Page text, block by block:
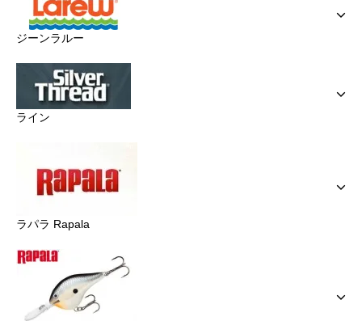
ジーンラルー
ライン
ラパラ Rapala